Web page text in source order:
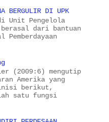
BERGULIR DI UPK
Unit Pengelola
berasal dari bantuan
Pemberdayaan
(2009:6) mengutip
Amerika yang
berikut,
satu fungsi